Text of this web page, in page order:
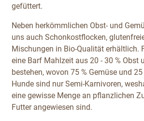
gefüttert.
Neben herkömmlichen Obst- und
uns auch Schonkostflocken,
Mischungen in Bio-Qualität erhältlich.
eine Barf Mahlzeit aus 20 - 30 % Obst
bestehen, wovon 75 % Gemüse und
Hunde sind nur Semi-Karnivoren,
eine gewisse Menge an pflanzlichen
Futter angewiesen sind.